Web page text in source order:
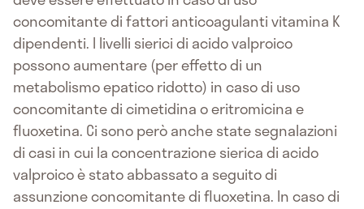
concomitante di fattori anticoagulanti vitamina K
dipendenti. I livelli sierici di acido valproico
possono aumentare (per effetto di un
metabolismo epatico ridotto) in caso di uso
concomitante di cimetidina o eritromicina e
fluoxetina. Ci sono però anche state segnalazioni
di casi in cui la concentrazione sierica di acido
valproico è stato abbassato a seguito di
assunzione concomitante di fluoxetina. In caso di